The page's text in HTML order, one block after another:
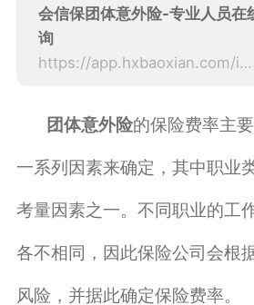
会信保团体意外险-专业人员在
询
https://app.hxbaoxian.com/insurance?p=1&l=20&t=6&c=0&sourceType=web
团体意外险的保险费率主
一系列因素来确定，其中职业
考量因素之一。不同职业的工
各不相同，因此保险公司会根
风险，并据此确定保险费率。